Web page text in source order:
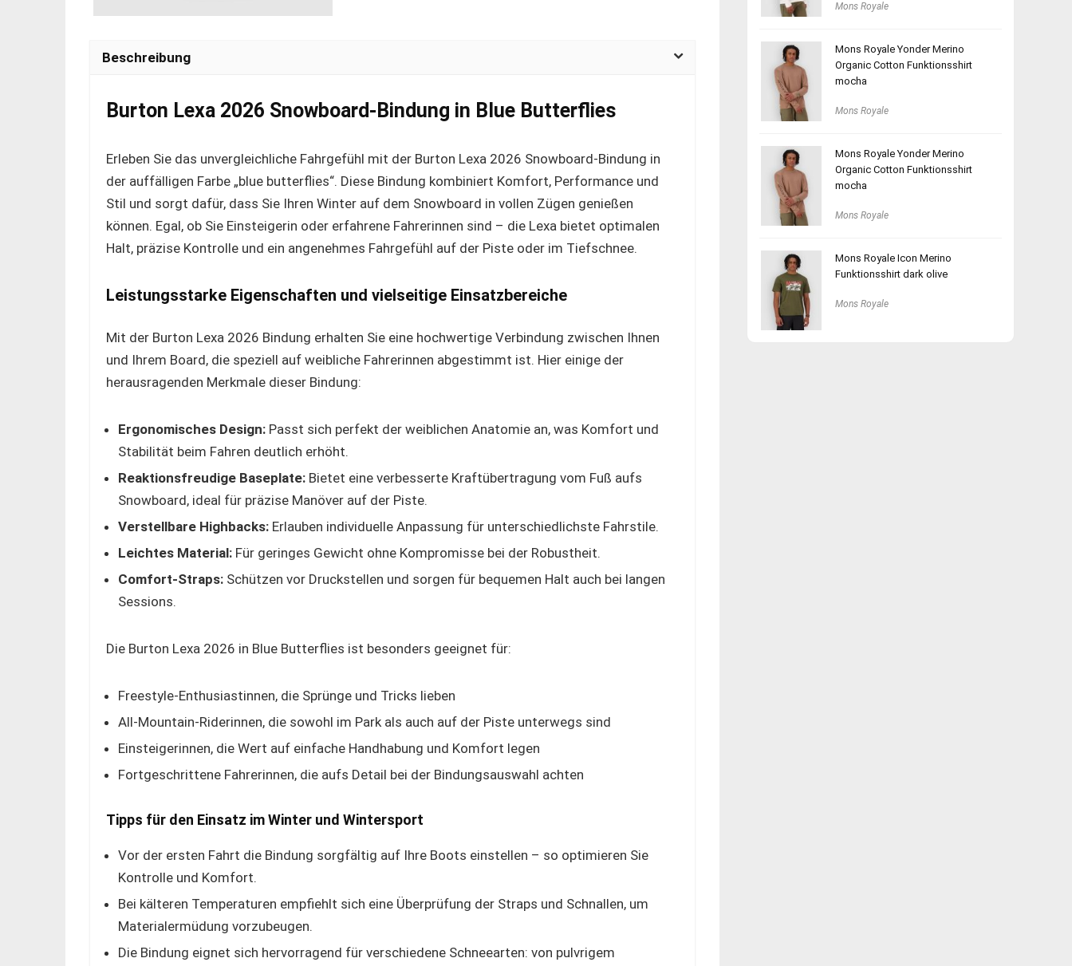
Beschreibung
Burton Lexa 2026 Snowboard-Bindung in Blue Butterflies
Erleben Sie das unvergleichliche Fahrgefühl mit der Burton Lexa 2026 Snowboard-Bindung in
der auffälligen Farbe „blue butterflies“. Diese Bindung kombiniert Komfort, Performance und
Stil und sorgt dafür, dass Sie Ihren Winter auf dem Snowboard in vollen Zügen genießen
können. Egal, ob Sie Einsteigerin oder erfahrene Fahrerinnen sind – die Lexa bietet optimalen
Halt, präzise Kontrolle und ein angenehmes Fahrgefühl auf der Piste oder im Tiefschnee.
Leistungsstarke Eigenschaften und vielseitige Einsatzbereiche
Mit der Burton Lexa 2026 Bindung erhalten Sie eine hochwertige Verbindung zwischen Ihnen
und Ihrem Board, die speziell auf weibliche Fahrerinnen abgestimmt ist. Hier einige der
herausragenden Merkmale dieser Bindung:
Ergonomisches Design: Passt sich perfekt der weiblichen Anatomie an, was Komfort und
Stabilität beim Fahren deutlich erhöht.
Reaktionsfreudige Baseplate: Bietet eine verbesserte Kraftübertragung vom Fuß aufs
Snowboard, ideal für präzise Manöver auf der Piste.
Verstellbare Highbacks: Erlauben individuelle Anpassung für unterschiedlichste Fahrstile.
Leichtes Material: Für geringes Gewicht ohne Kompromisse bei der Robustheit.
Comfort-Straps: Schützen vor Druckstellen und sorgen für bequemen Halt auch bei langen
Sessions.
Die Burton Lexa 2026 in Blue Butterflies ist besonders geeignet für:
Freestyle-Enthusiastinnen, die Sprünge und Tricks lieben
All-Mountain-Riderinnen, die sowohl im Park als auch auf der Piste unterwegs sind
Einsteigerinnen, die Wert auf einfache Handhabung und Komfort legen
Fortgeschrittene Fahrerinnen, die aufs Detail bei der Bindungsauswahl achten
Tipps für den Einsatz im Winter und Wintersport
Vor der ersten Fahrt die Bindung sorgfältig auf Ihre Boots einstellen – so optimieren Sie
Kontrolle und Komfort.
Bei kälteren Temperaturen empfiehlt sich eine Überprüfung der Straps und Schnallen, um
Materialermüdung vorzubeugen.
Die Bindung eignet sich hervorragend für verschiedene Schneearten: von pulvrigem
Mons Royale
Mons Royale Yonder Merino
Organic Cotton Funktionsshirt
mocha
Mons Royale
Mons Royale Yonder Merino
Organic Cotton Funktionsshirt
mocha
Mons Royale
Mons Royale Icon Merino
Funktionsshirt dark olive
Mons Royale